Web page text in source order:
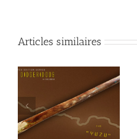
Articles similaires
Didgeridoo Tesla “BLUE
KLEIN”